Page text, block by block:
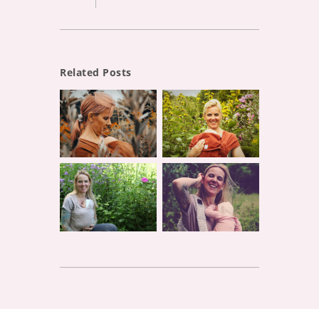
Related Posts